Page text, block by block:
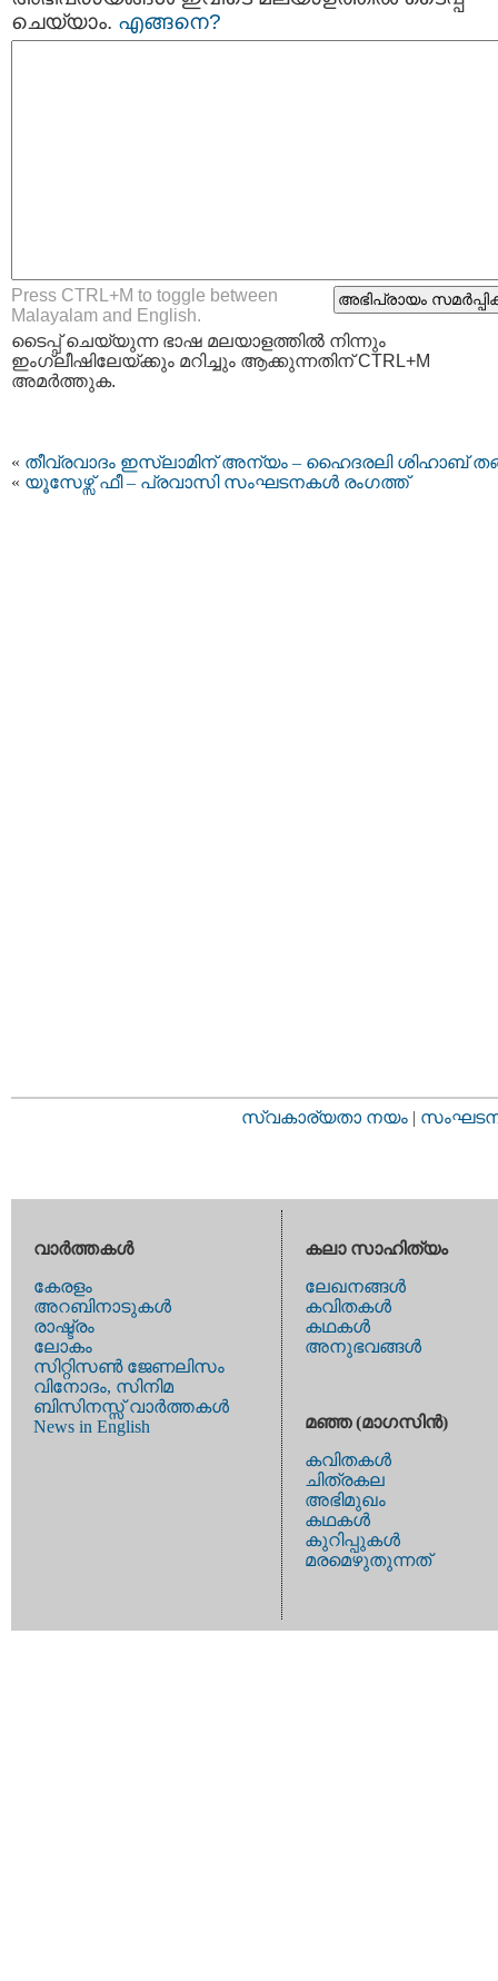
ചെയ്യാം. എങ്ങനെ?
Press CTRL+M to toggle between
Malayalam and English.
ടൈപ്പ്‌ ചെയ്യുന്ന ഭാഷ മലയാളത്തില്‍ നിന്നും
ഇംഗ്ലീഷിലേയ്ക്കും മറിച്ചും ആക്കുന്നതിന് CTRL+M
അമര്‍ത്തുക.
« തീവ്രവാദം ഇസ്‍ലാമിന് അന്യം – ഹൈദരലി ശിഹാബ്
« യൂസേഴ്സ് ഫീ – പ്രവാസി സംഘടനകള്‍ രംഗത്ത്
സ്വകാര്യതാ നയം |
വാര്‍ത്തകള്‍
കേരളം
അറബിനാടുകള്‍
രാഷ്ട്രം
ലോകം
സിറ്റിസണ്‍ ജേണലിസം
വിനോദം, സിനിമ
ബിസിനസ്സ് വാര്‍ത്തകള്‍
News in English
കലാ സാഹിത്യം
ലേഖനങ്ങള്‍
കവിതകള്‍
കഥകള്‍
അനുഭവങ്ങള്‍
മഞ്ഞ (മാഗസിന്‍)
കവിതകള്‍
ചിത്രകല
അഭിമുഖം
കഥകള്‍
കുറിപ്പുകള്‍
മരമെഴുതുന്നത്